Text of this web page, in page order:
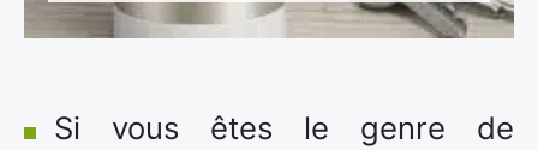
Si vous êtes le genre de